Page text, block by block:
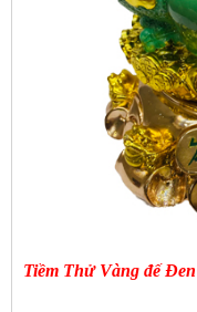
Tiềm Thử Vàng đế Đen